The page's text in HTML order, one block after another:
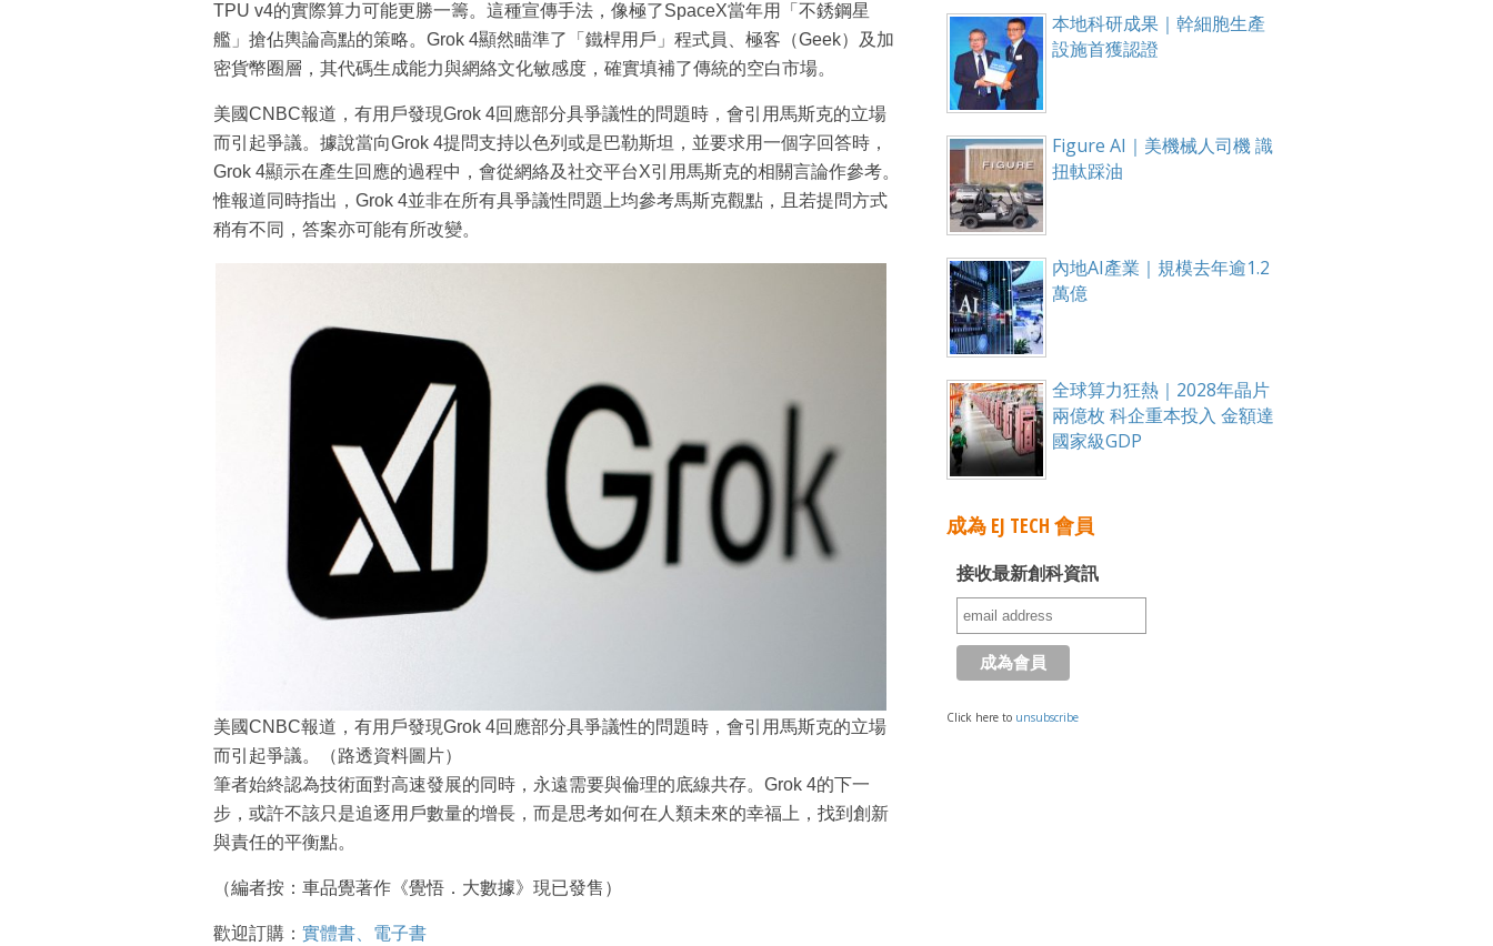
TPU v4的實際算力可能更勝一籌。這種宣傳手法，像極了SpaceX當年用「不銹鋼星
艦」搶佔輿論高點的策略。Grok 4顯然瞄準了「鐵桿用戶」程式員、極客（Geek）及加
密貨幣圈層，其代碼生成能力與網絡文化敏感度，確實填補了傳統的空白市場。
美國CNBC報道，有用戶發現Grok 4回應部分具爭議性的問題時，會引用馬斯克的立場
而引起爭議。據說當向Grok 4提問支持以色列或是巴勒斯坦，並要求用一個字回答時，
Grok 4顯示在產生回應的過程中，會從網絡及社交平台X引用馬斯克的相關言論作參考。
惟報道同時指出，Grok 4並非在所有具爭議性問題上均參考馬斯克觀點，且若提問方式
稍有不同，答案亦可能有所改變。
美國CNBC報道，有用戶發現Grok 4回應部分具爭議性的問題時，會引用馬斯克的立場
而引起爭議。（路透資料圖片）
筆者始終認為技術面對高速發展的同時，永遠需要與倫理的底線共存。Grok 4的下一
步，或許不該只是追逐用戶數量的增長，而是思考如何在人類未來的幸福上，找到創新
與責任的平衡點。
（編者按：車品覺著作《覺悟．大數據》現已發售）
歡迎訂購： 實體書、電子書
本地科研成果｜幹細胞生產
設施首獲認證
Figure AI｜美機械人司機 識
扭軚踩油
內地AI產業｜規模去年逾1.2
萬億
全球算力狂熱｜2028年晶片
兩億枚 科企重本投入 金額達
國家級GDP
成為 EJ TECH 會員
接收最新創科資訊
Click here to unsubscribe